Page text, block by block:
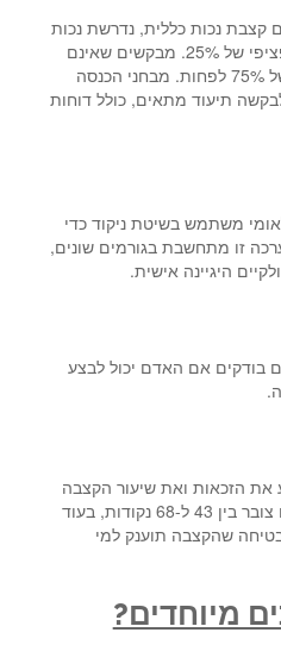
קצבת נכות כללית, נדרשת נכות
רפואית משולבת של 60% לפחות או נכות בודדת של 40% עם ליקוי ספציפי של 25%. מבקשים שאינם
מקבלים קצבת נכות כללית חייבים להיות בעלי נכות רפואית משולבת של 75% לפחות. מבחני הכנסה
תיעוד מתאים, כולל דוחות
משתמש בשיטת ניקוד כדי
זו מתחשבת בגורמים שונים,
היגיינה אישית.
בודקים אם האדם יכול לבצע
את הזכאות ואת שיעור הקצבה
הספציפי. לדוגמה, מי שזקוק לעזרה משמעותית ברוב פעילויות היומיום צובר בין 43 ל-68 נקודות, בעוד
שהקצבה תוענק למי
מיוחדים?